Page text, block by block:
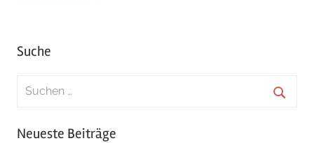
Suche
Suchen
Neueste Beiträge